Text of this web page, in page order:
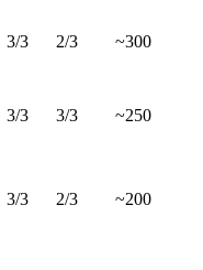
3/3 2/3 ~300
3/3 3/3 ~250
3/3 2/3 ~200